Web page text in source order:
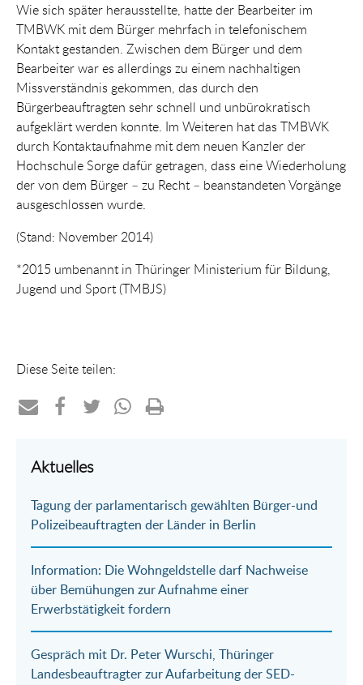
Wie sich später herausstellte, hatte der Bearbeiter im
TMBWK mit dem Bürger mehrfach in telefonischem
Kontakt gestanden. Zwischen dem Bürger und dem
Bearbeiter war es allerdings zu einem nachhaltigen
Missverständnis gekommen, das durch den
Bürgerbeauftragten sehr schnell und unbürokratisch
aufgeklärt werden konnte. Im Weiteren hat das TMBWK
durch Kontaktaufnahme mit dem neuen Kanzler der
Hochschule Sorge dafür getragen, dass eine Wiederholung
der von dem Bürger – zu Recht – beanstandeten Vorgänge
ausgeschlossen wurde.
(Stand: November 2014)
*2015 umbenannt in Thüringer Ministerium für Bildung,
Jugend und Sport (TMBJS)
Diese Seite teilen:
per
Mail
auf
Aktuelles
Tagung der parlamentarisch gewählten Bürger-und
Polizeibeauftragten der Länder in Berlin
Information: Die Wohngeldstelle darf Nachweise
über Bemühungen zur Aufnahme einer
Erwerbstätigkeit fordern
Gespräch mit Dr. Peter Wurschi, Thüringer
Landesbeauftragter zur Aufarbeitung der SED-